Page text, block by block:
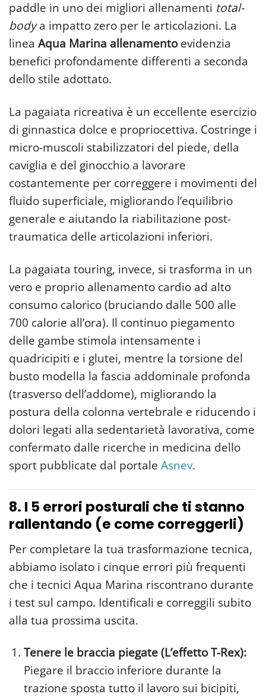
paddle in uno dei migliori allenamenti total-
bodya impatto zero per le articolazioni. La
linea Aqua Marina allenamentoevidenzia
benefici profondamente differenti a seconda
dello stile adottato.
La pagaiata ricreativa è un eccellente esercizio
di ginnastica dolce e propriocettiva. Costringe i
micro-muscoli stabilizzatori del piede, della
caviglia e del ginocchio a lavorare
costantemente per correggere i movimenti del
fluido superficiale, migliorando l’equilibrio
generale e aiutando la riabilitazione post-
traumatica delle articolazioni inferiori.
La pagaiata touring, invece, si trasforma in un
vero e proprio allenamento cardio ad alto
consumo calorico (bruciando dalle 500 alle
700 calorie all’ora). Il continuo piegamento
delle gambe stimola intensamente i
quadricipiti e i glutei, mentre la torsione del
busto modella la fascia addominale profonda
(trasverso dell’addome), migliorando la
postura della colonna vertebrale e riducendo i
dolori legati alla sedentarietà lavorativa, come
confermato dalle ricerche in medicina dello
sport pubblicate dal portale Asnev.
8. I 5 errori posturali che ti stanno
rallentando (e come correggerli)
Per completare la tua trasformazione tecnica,
abbiamo isolato i cinque errori più frequenti
che i tecnici Aqua Marina riscontrano durante
i test sul campo. Identificali e correggili subito
alla tua prossima uscita.
Tenere le braccia piegate (L’effetto T-Rex):
Piegare il braccio inferiore durante la
trazione sposta tutto il lavoro sui bicipiti,